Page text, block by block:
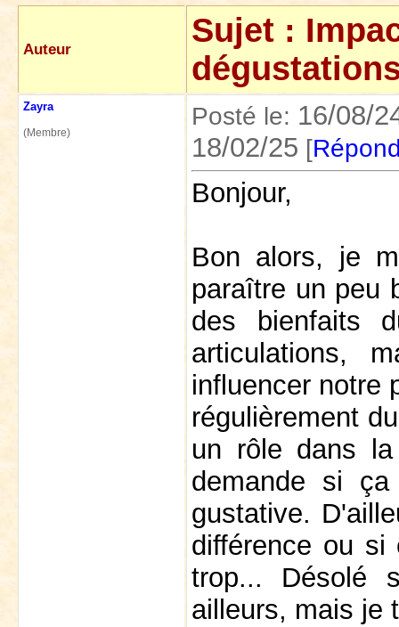
Auteur Sujet :
Zayra
(Membre)
Posté le: 16/08/
18/02/25 [
Bonjour,
Bon alors, je
paraître un peu
des bienfaits
articulations,
influencer notre
régulièrement
un rôle dans
demande si
gustative.
différence ou
trop... Désolé
ailleurs, mais je